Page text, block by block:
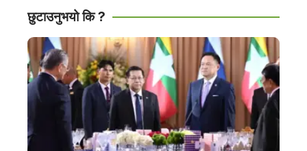
छुटाउनुभयो कि ?